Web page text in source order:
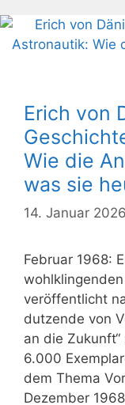
Erich von
Wie die
was sie
14. Januar 2026
Februar 1968:
veröffentlicht
dutzende von
an die
6.000
dem Thema
Dezember